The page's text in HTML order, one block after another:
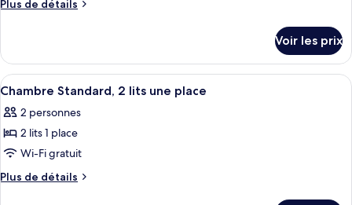
de
Chambre
Standard,
1
lit
double
Plus de détails
Plus
le
type
de
Chambre
Standard,
lit
double
Voir les prix
Afficher
toutes
les
photos
pour
ce
Un lit double avec du linge de lit
17
Chambre Standard, 2 lits une place
2 personnes
2 lits 1 place
Wi-Fi gratuit
Plus de détails
Plus